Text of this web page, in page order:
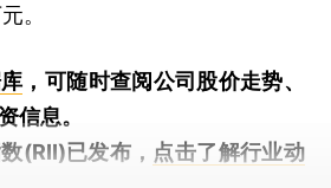
。
，可随时查阅公司股价走势、
信息。
(RII)已发布， 点击了解行业动